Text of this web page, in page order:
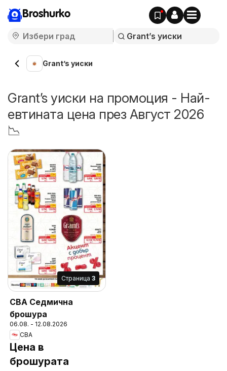
Broshurko
Grant’s уиски
Grant’s уиски на промоция - Най-
евтината цена през Август 2026
📉
Cтраница 3
CBA Седмична
брошура
06.08. - 12.08.2026
CBA
Цена в
брошурата